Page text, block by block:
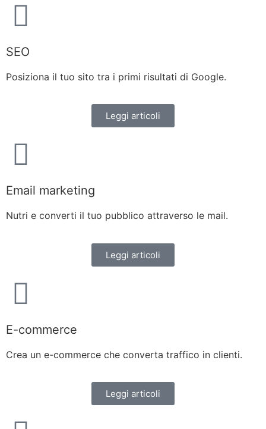
SEO
Posiziona il tuo sito tra i primi risultati di Google.
Leggi articoli
Email marketing
Nutri e converti il tuo pubblico attraverso le mail.
Leggi articoli
E-commerce
Crea un e-commerce che converta traffico in clienti.
Leggi articoli